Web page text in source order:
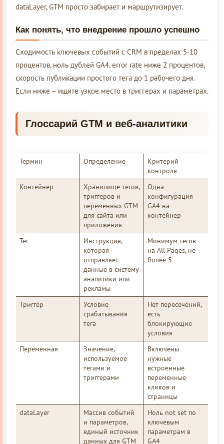
dataLayer, GTM просто забирает и маршрутизирует.
Как понять, что внедрение прошло успешно
Сходимость ключевых событий с CRM в пределах 5-10
процентов, ноль дублей GA4, error rate ниже 2 процентов,
скорость публикации простого тега до 1 рабочего дня.
Если ниже – ищите узкое место в триггерах и параметрах.
Глоссарий GTM и веб-аналитики
Термин Определение
Критерий
контроля
Контейнер
Хранилище тегов,
триггеров и
переменных GTM
для сайта или
приложения
Одна
конфигурация
GA4 на
контейнер
Тег
Инструкция,
которая
отправляет
данные в систему
аналитики или
рекламы
Минимум тегов
на All Pages, не
более 5
Триггер
Условие
срабатывания
тега
Нет пересечений,
есть
блокирующие
условия
Переменная
Значение,
используемое
тегами и
триггерами
Включены
нужные
встроенные
переменные
кликов и
страницы
dataLayer
Массив событий
и параметров,
единый источник
данных для GTM
Ноль not set по
ключевым
параметрам в
GA4